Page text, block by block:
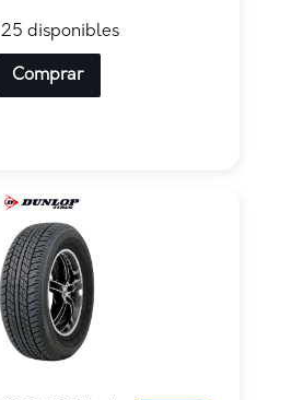
25 disponibles
Comprar